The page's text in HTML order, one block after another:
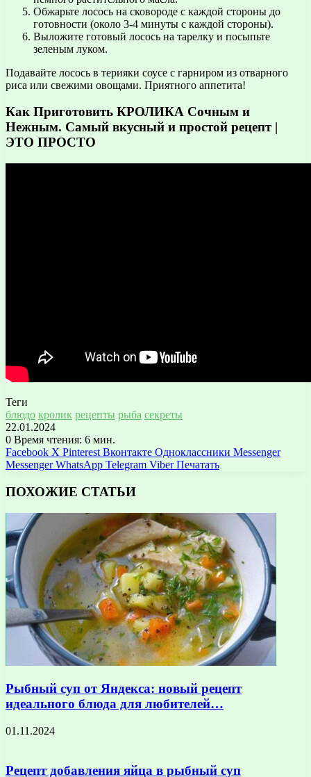
Обжарьте лосось на сковороде с каждой стороны до
готовности (около 3-4 минуты с каждой стороны).
Выложите готовый лосось на тарелку и посыпьте
зеленым луком.
Подавайте лосось в терияки соусе с гарниром из отварного
риса или свежими овощами. Приятного аппетита!
Как Приготовить КРОЛИКА Сочным и
Нежным. Самый вкусный и простой рецепт |
ЭТО ПРОСТО
Теги
блюдо кролик рецепты рыба секреты
22.01.2024
0 Время чтения: 6 мин.
Facebook X Pinterest Вконтакте Одноклассники Messenger
Messenger WhatsApp Telegram Viber Печатать
ПОХОЖИЕ СТАТЬИ
Рыбный суп от Яндекса: новый рецепт
идеального блюда для любителей…
01.11.2024
Рецепт добавления яйца в рыбный суп